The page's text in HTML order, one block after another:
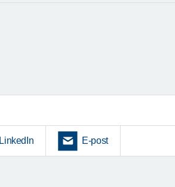
LinkedIn E-post